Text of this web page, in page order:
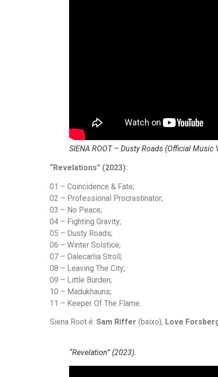
SIENA ROOT – Dusty Roads (Official Music
“Revelations” (2023):
01 – Coincidence & Fate;
02 – Professional Procrastinator;
03 – No Peace;
04 – Fighting Gravity;
05 – Dusty Roads;
06 – Winter Solstice;
07 – Dalecarlia Stroll;
08 – Leaving The City;
09 – Little Burden;
10 – Madukhauns;
11 – Keeper Of The Flame.
Siena Root é: Sam Riffer (baixo), Love
“Revelation” (2023).